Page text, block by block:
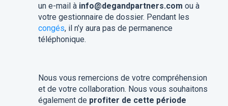
un e-mail à info@degandpartners.com ou à
votre gestionnaire de dossier. Pendant les
congés, il n’y aura pas de permanence
téléphonique.
Nous vous remercions de votre compréhension
et de votre collaboration. Nous vous souhaitons
également de profiter de cette période